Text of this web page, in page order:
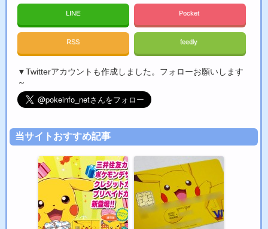
LINE Pocket
RSS feedly
▼Twitterアカウントも作成しました。フォローお願いします
～
当サイトおすすめ記事